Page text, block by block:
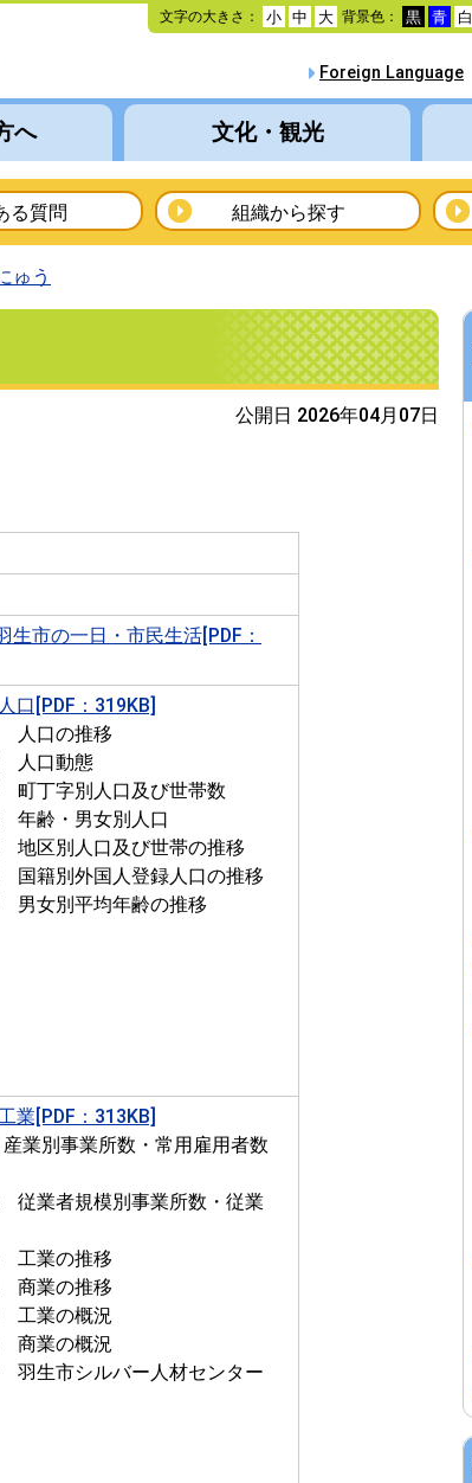
本
文
動
文字の大きさ： 小 中 大 背景色： 黒 青 白
Foreign Language
へ 文化・観光
る質問 組織から探す
ゅう
公開日 2026年04月07日
生市の一日・市民生活[PDF：
口[PDF：319KB]
の推移
動態
字別人口及び世帯数
・男女別人口
別人口及び世帯の推移
別外国人登録人口の推移
別平均年齢の推移
業[PDF：313KB]
事業所数・常用雇用者数
者規模別事業所数・従業
の推移
の推移
の概況
の概況
市シルバー人材センター